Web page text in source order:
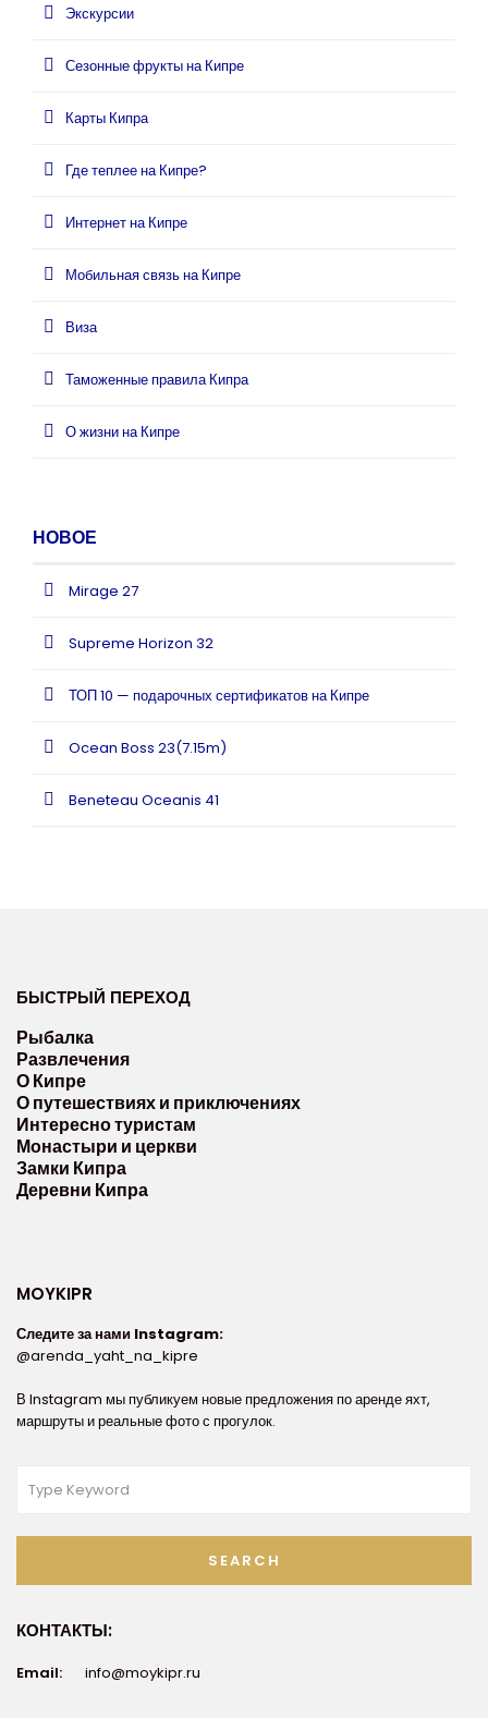
Экскурсии
Сезонные фрукты на Кипре
Карты Кипра
Где теплее на Кипре?
Интернет на Кипре
Мобильная связь на Кипре
Виза
Таможенные правила Кипра
О жизни на Кипре
НОВОЕ
Mirage 27
Supreme Horizon 32
ТОП 10 — подарочных сертификатов на Кипре
Ocean Boss 23(7.15m)
Beneteau Oceanis 41
БЫСТРЫЙ ПЕРЕХОД
Рыбалка
Развлечения
О Кипре
О путешествиях и приключениях
Интересно туристам
Монастыри и церкви
Замки Кипра
Деревни Кипра
MOYKIPR
Следите за нами Instagram:
@arenda_yaht_na_kipre
В Instagram мы публикуем новые предложения по аренде яхт,
маршруты и реальные фото с прогулок.
SEARCH
КОНТАКТЫ:
Email: info@moykipr.ru